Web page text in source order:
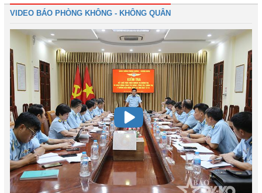
VIDEO BÁO PHÒNG KHÔNG - KHÔNG QUÂN